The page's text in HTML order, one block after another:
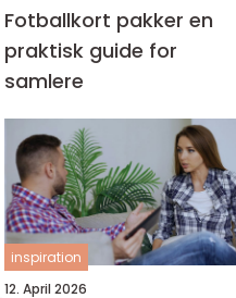
Fotballkort pakker en
praktisk guide for
samlere
inspiration
12. April 2026